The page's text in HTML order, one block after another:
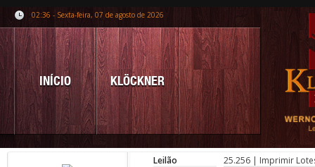
02:36 - Sexta-feira, 07 de agosto de 2026
INÍCIO KLÖCKNER
Leilão 25.256 | Imprimir